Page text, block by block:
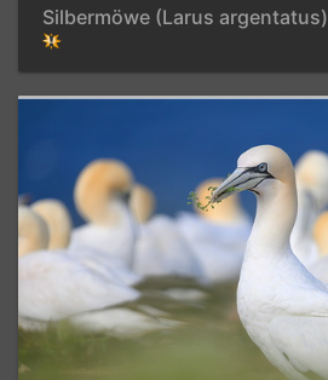
Silbermöwe (Larus argentatus)